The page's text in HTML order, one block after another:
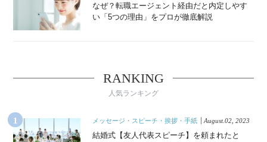
なぜ？転職エージェント経由だと内定しやす
い「5つの理由」をプロが徹底解説
RANKING
人気ランキング
メッセージ・スピーチ・挨拶・手紙 August.02, 2023
結婚式【友人代表スピーチ】を頼まれたと